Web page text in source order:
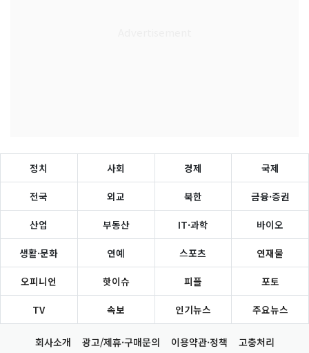
정치 사회 경제 국제
전국 외교 북한 금융·증권
산업 부동산 IT·과학 바이오
생활·문화 연예 스포츠 연재물
오피니언 핫이슈 피플 포토
TV 속보 인기뉴스 주요뉴스
회사소개 광고/제휴·구매문의 이용약관·정책 고충처리